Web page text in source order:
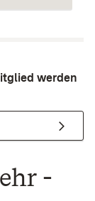
werden
-